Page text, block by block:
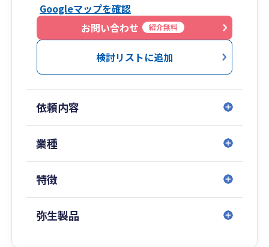
Googleマップを確認
お問い合わせ
紹介無料
検討リストに追加
依頼内容
業種
特徴
弥生製品